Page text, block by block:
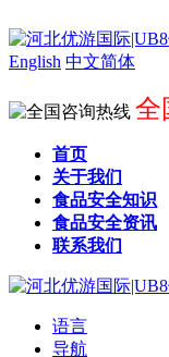
English 中文简体
全
首页
关于我们
食品安全知识
食品安全资讯
联系我们
语言
导航